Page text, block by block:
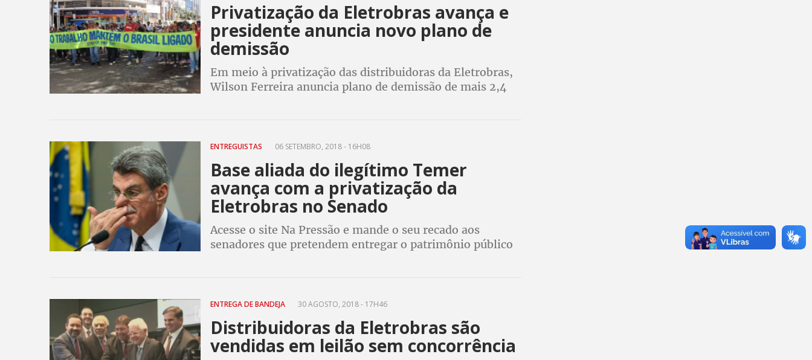
Privatização da Eletrobras avança e
presidente anuncia novo plano de
demissão
Em meio à privatização das distribuidoras da Eletrobras,
Wilson Ferreira anuncia plano de demissão de mais 2,4
ENTREGUISTAS 06 SETEMBRO, 2018 - 16H08
Base aliada do ilegítimo Temer
avança com a privatização da
Eletrobras no Senado
Acesse o site Na Pressão e mande o seu recado aos
senadores que pretendem entregar o patrimônio público
ENTREGA DE BANDEJA 30 AGOSTO, 2018 - 17H46
Distribuidoras da Eletrobras são
vendidas em leilão sem concorrência